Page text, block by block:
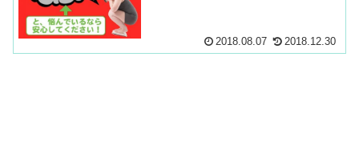
2018.08.07 2018.12.30